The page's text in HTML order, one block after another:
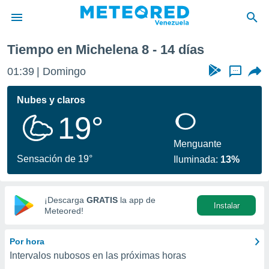
de
ha
calidad.
a este
las
y
digital
basada
Tiempo en Michelena 8 - 14 días
01:39 Domingo ...
Nubes y claros
19°
Sensación de 19°
Menguante
Iluminada: 13%
¡Descarga GRATIS la app de
Meteored!
Instalar
Por hora
Intervalos nubosos en las próximas horas